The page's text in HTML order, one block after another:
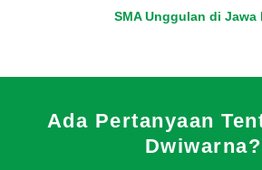
SMA Unggulan di Jawa
Ada Pertanyaan
Dwiwarna?